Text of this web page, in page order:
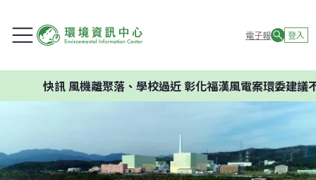
電子報 登入
離聚落、學校過近 彰化福漢風電案環委建議不應開發